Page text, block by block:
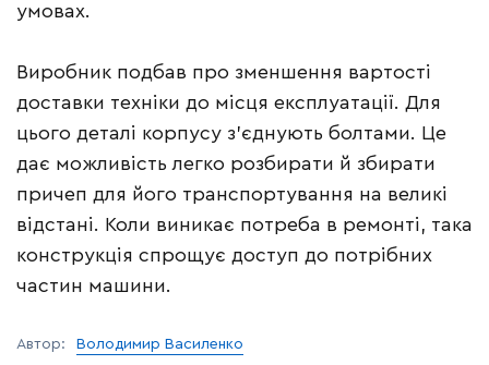
умовах.
Виробник подбав про зменшення вартості
доставки техніки до місця експлуатації. Для
цього деталі корпусу з’єднують болтами. Це
дає можливість легко розбирати й збирати
причеп для його транспортування на великі
відстані. Коли виникає потреба в ремонті, така
конструкція спрощує доступ до потрібних
частин машини.
Автор: Володимир Василенко